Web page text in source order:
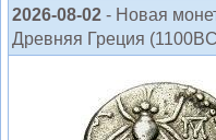
2026-08-02 - Новая
Древняя Греция